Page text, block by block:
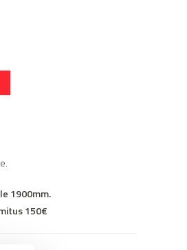
1900mm.
150€